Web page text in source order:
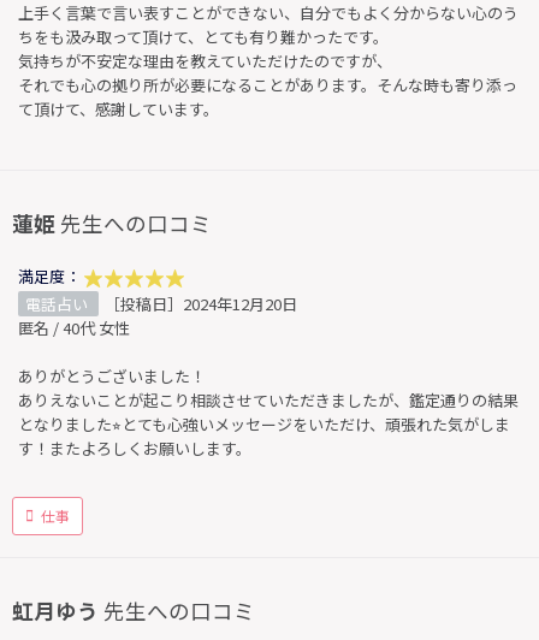
上手く言葉で言い表すことができない、自分でもよく分からない心のう
ちをも汲み取って頂けて、とても有り難かったです。
気持ちが不安定な理由を教えていただけたのですが、
それでも心の拠り所が必要になることがあります。そんな時も寄り添っ
て頂けて、感謝しています。
蓮姫 先生への口コミ
満足度：
電話占い
［投稿日］2024年12月20日
匿名 / 40代 女性
ありがとうございました！
ありえないことが起こり相談させていただきましたが、鑑定通りの結果
となりました⭐︎とても心強いメッセージをいただけ、頑張れた気がしま
す！またよろしくお願いします。
仕事
虹月ゆう 先生への口コミ